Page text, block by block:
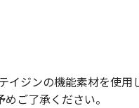
ジンの機能素材を使用
ご了承ください。